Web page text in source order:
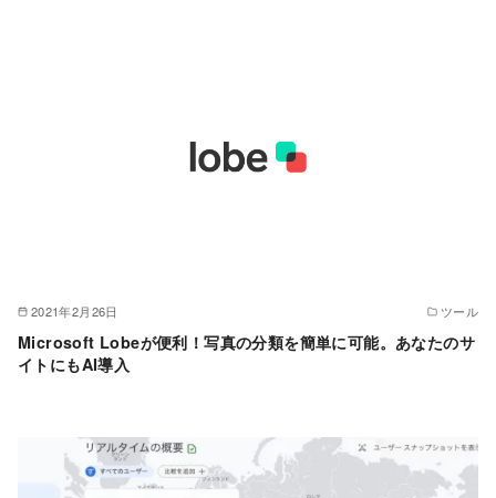
2021年2月26日 ツール
Microsoft Lobeが便利！写真の分類を簡単に可能。あなたのサ
イトにもAI導入